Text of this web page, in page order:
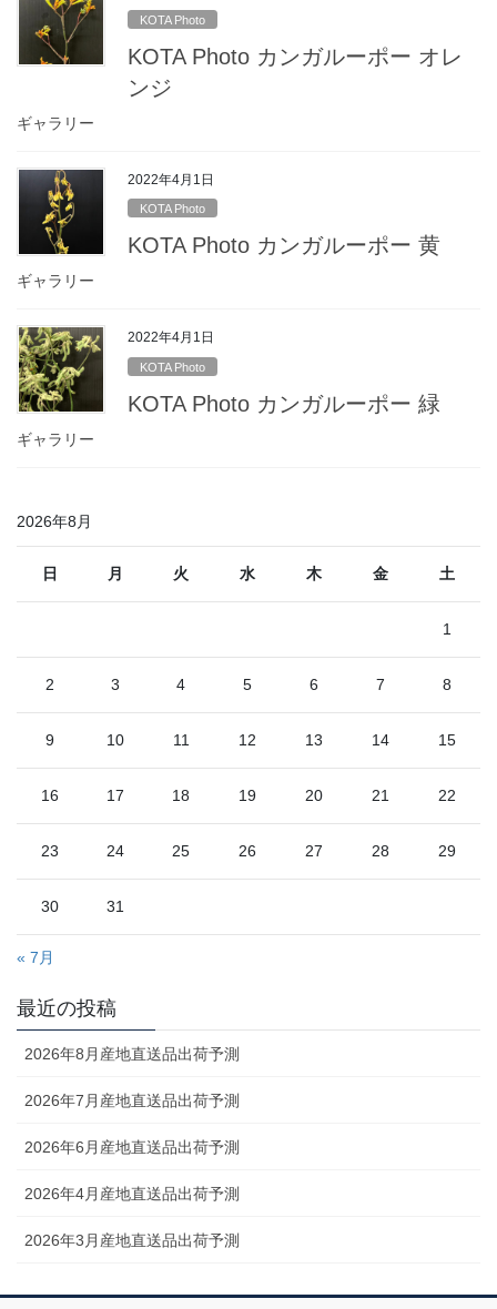
KOTA Photo
KOTA Photo カンガルーポー オレ
ンジ
ギャラリー
2022年4月1日
KOTA Photo
KOTA Photo カンガルーポー 黄
ギャラリー
2022年4月1日
KOTA Photo
KOTA Photo カンガルーポー 緑
ギャラリー
2026年8月
日 月 火 水 木 金 土
1
2 3 4 5 6 7 8
9 10 11 12 13 14 15
16 17 18 19 20 21 22
23 24 25 26 27 28 29
30 31
« 7月
最近の投稿
2026年8月産地直送品出荷予測
2026年7月産地直送品出荷予測
2026年6月産地直送品出荷予測
2026年4月産地直送品出荷予測
2026年3月産地直送品出荷予測